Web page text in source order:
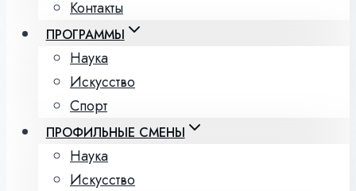
Контакты
ПРОГРАММЫ
Наука
Искусство
Спорт
ПРОФИЛЬНЫЕ СМЕНЫ
Наука
Искусство